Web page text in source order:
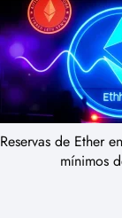
Reservas de Ether
mínimos